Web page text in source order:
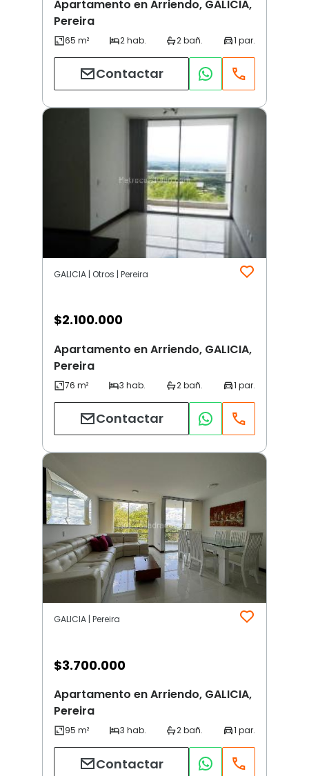
Apartamento en Arriendo, GALICIA,
Pereira
Contactar
GALICIA | Otros | Pereira
$2.100.000
Apartamento en Arriendo, GALICIA,
Pereira
Contactar
GALICIA | Pereira
$3.700.000
Apartamento en Arriendo, GALICIA,
Pereira
Contactar